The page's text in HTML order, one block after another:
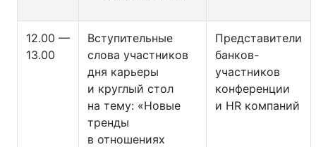
12.00 —
13.00
Вступительные
слова участников
дня карьеры
и круглый стол
на тему: «Новые
тренды
в отношениях
Представители
банков-
участников
конференции
и HR компаний